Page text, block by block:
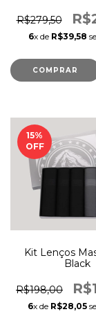
R$279,50
6x de R$39,58
COMPRAR
15%
OFF
Kit Lenços
Black
R$198,00
6x de R$28,05